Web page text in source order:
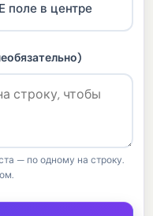
в центре
— по одному на строку.